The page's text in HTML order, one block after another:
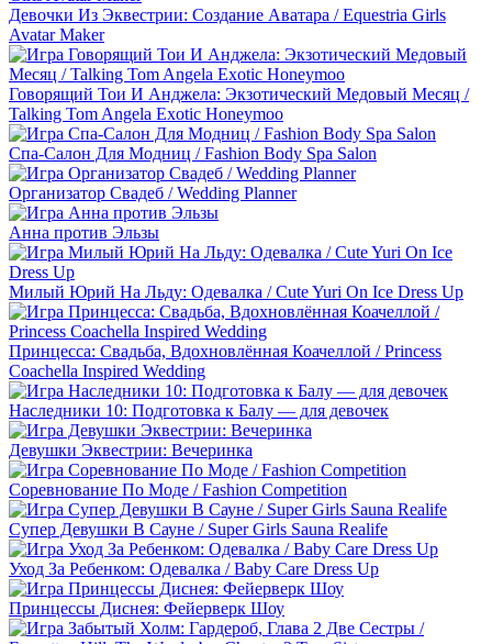
Девочки Из Эквестрии: Создание Аватара / Equestria Girls
Avatar Maker
Говорящий Тои И Анджела: Экзотический Медовый Месяц /
Talking Tom Angela Exotic Honeymoo
Спа-Салон Для Модниц / Fashion Body Spa Salon
Организатор Свадеб / Wedding Planner
Анна против Эльзы
Милый Юрий На Льду: Одевалка / Cute Yuri On Ice Dress Up
Принцесса: Свадьба, Вдохновлённая Коачеллой / Princess
Coachella Inspired Wedding
Наследники 10: Подготовка к Балу — для девочек
Девушки Эквестрии: Вечеринка
Соревнование По Моде / Fashion Competition
Супер Девушки В Сауне / Super Girls Sauna Realife
Уход За Ребенком: Одевалка / Baby Care Dress Up
Принцессы Диснея: Фейерверк Шоу